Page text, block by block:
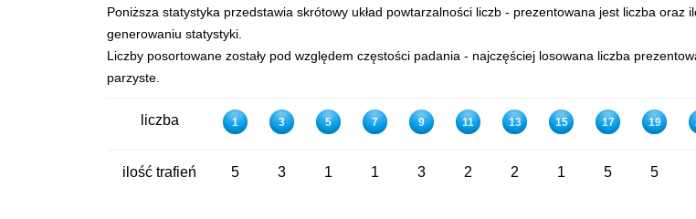
Poniższa statystyka przedstawia skrótowy układ powtarzalności liczb - prezentowana jest liczba
generowaniu statystyki.
Liczby posortowane zostały pod względem częstości padania - najczęściej losowana liczba
parzyste.
liczba 1 3 5 7 9 11 13 15 17 19
ilość trafień 5 3 1 1 3 2 2 1 5 5